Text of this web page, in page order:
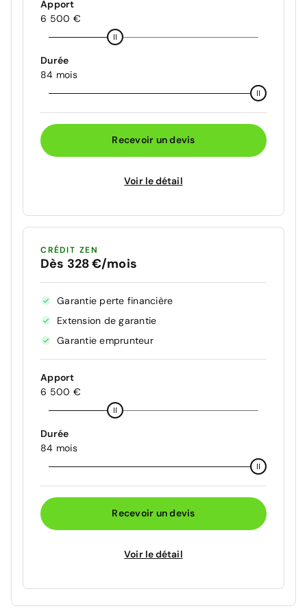
Apport
6 500 €
Durée
84 mois
Recevoir un devis
Voir le détail
CRÉDIT ZEN
Dès 328 €/mois
Garantie perte financière
Extension de garantie
Garantie emprunteur
Apport
6 500 €
Durée
84 mois
Recevoir un devis
Voir le détail